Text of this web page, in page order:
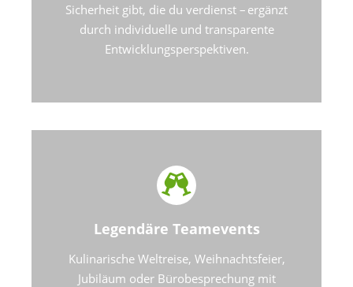
Sicherheit gibt, die du verdienst – ergänzt
durch individuelle und transparente
Entwicklungsperspektiven.
Legendäre Teamevents
Kulinarische Weltreise, Weihnachtsfeier,
Jubiläum oder Bürobesprechung mit